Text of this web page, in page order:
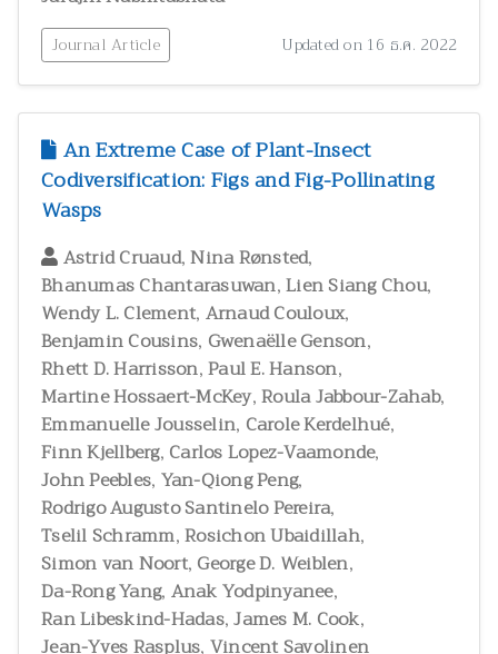
Journal Article Updated on 16 ธ.ค. 2022
An Extreme Case of Plant-Insect
Codiversification: Figs and Fig-Pollinating
Wasps
Astrid Cruaud,Nina Rønsted,
Bhanumas Chantarasuwan,Lien Siang Chou,
Wendy L. Clement, Arnaud Couloux,
Benjamin Cousins, Gwenaëlle Genson,
Rhett D. Harrisson,Paul E. Hanson,
Martine Hossaert-McKey,Roula Jabbour-Zahab,
Emmanuelle Jousselin, Carole Kerdelhué,
Finn Kjellberg, Carlos Lopez-Vaamonde,
John Peebles, Yan-Qiong Peng,
Rodrigo Augusto Santinelo Pereira,
Tselil Schramm,Rosichon Ubaidillah,
Simon van Noort, George D. Weiblen,
Da-Rong Yang, Anak Yodpinyanee,
Ran Libeskind-Hadas,James M. Cook,
Jean-Yves Rasplus, Vincent Savolinen
แมลงและกีฏวิทยา
ไร่นาและระบบการเพาะปลูก
1
วิทยาศาสตร์ศึกษา
8
เศรษฐศาสตร์ ธุรกิจ และอุตสาหกรรม
สัตววิทยาและผลิตภัณฑ์จากสัตว์
300
สุขภาพและพยาธิวิทยา
อนุกรมวิธาน
อาหารและโภชนาการมนุษย์
วารสารสัตว์ป่าเมืองไทย
6
Blumea: Journal of Plant Taxonomy and Plant Geography
6
2021
2020
22